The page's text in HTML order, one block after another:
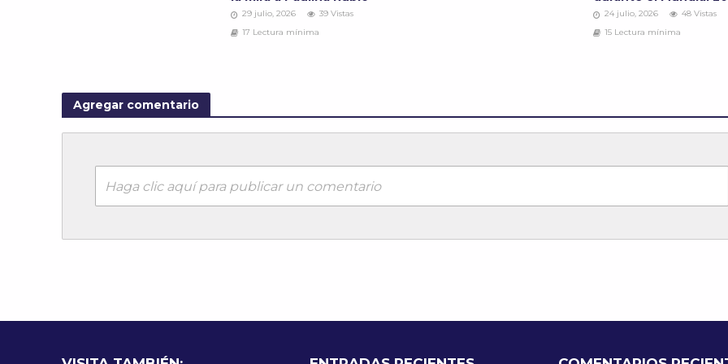
29 julio, 2026
39 Vistas
17 Lectura mínima
24 julio, 2026
48 Vistas
15 Lectura mínima
Agregar comentario
Haga clic aquí para publicar un comentario